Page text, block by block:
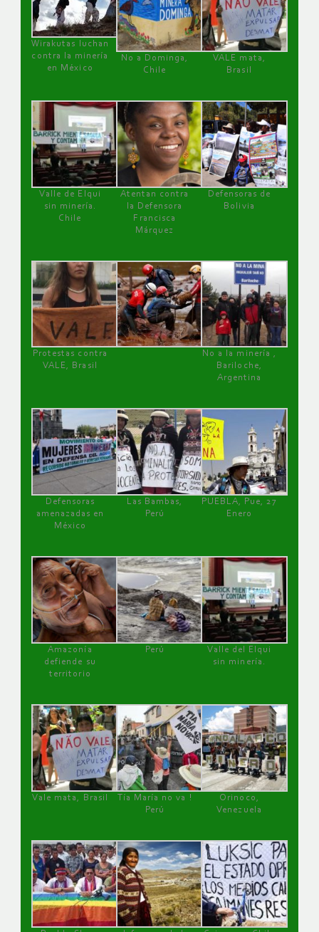
Wirakutas luchan
contra la minería
en México
No a Dominga,
Chile
VALE mata,
Brasil
Valle de Elqui
sin minería.
Chile
Atentan contra
la Defensora
Francisca
Márquez
Defensoras de
Bolivia
Protestas contra
VALE, Brasil
No a la minería ,
Bariloche,
Argentina
Defensoras
amenazadas en
México
Las Bambas,
Perú
PUEBLA, Pue, 27
Enero
Amazonía
defiende su
territorio
Perú
Valle del Elqui
sin minería.
Vale mata, Brasil
Tía María no va !
Perú
Orinoco,
Venezuela